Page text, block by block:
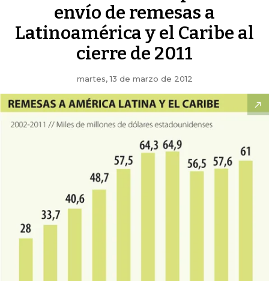
envío de remesas a
Latinoamérica y el Caribe al
cierre de 2011
martes, 13 de marzo de 2012